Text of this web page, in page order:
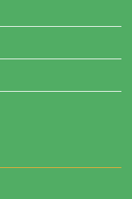
NEWS